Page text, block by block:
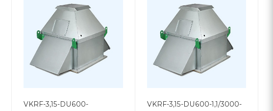
VKRF-3,15-DU600-
VKRF-3,15-DU600-1,1/3000-